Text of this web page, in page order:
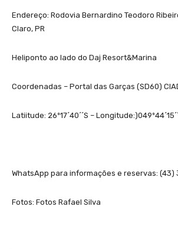
Endereço: Rodovia Bernardino Teodoro
Claro, PR
Heliponto ao lado do Daj Resort&Marina
Coordenadas – Portal das Garças (SD60)
Latiitude: 26º17´40´´S –
WhatsApp para informações e reservas: (43)
Fotos: Fotos Rafael Silva